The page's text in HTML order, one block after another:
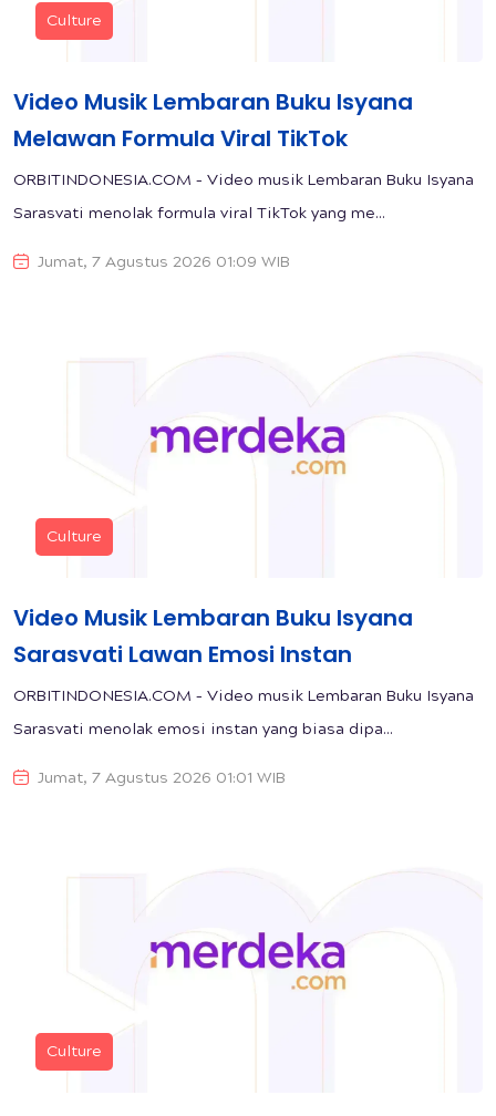
Culture
Video Musik Lembaran Buku Isyana
Melawan Formula Viral TikTok
ORBITINDONESIA.COM – Video musik Lembaran Buku Isyana
Sarasvati menolak formula viral TikTok yang me...
Jumat, 7 Agustus 2026 01:09 WIB
Culture
Video Musik Lembaran Buku Isyana
Sarasvati Lawan Emosi Instan
ORBITINDONESIA.COM – Video musik Lembaran Buku Isyana
Sarasvati menolak emosi instan yang biasa dipa...
Jumat, 7 Agustus 2026 01:01 WIB
Culture